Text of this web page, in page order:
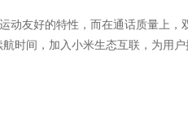
动友好的特性，而在通话质量上
时间，加入小米生态互联，为用